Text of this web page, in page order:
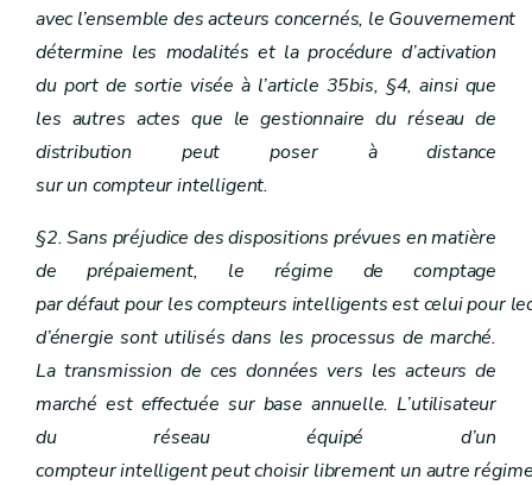
avec l’ensemble des acteurs concernés, le Gouvernement
détermine les modalités et la procédure d’activation
du port de sortie visée à l’article 35bis, §4, ainsi que
les autres actes que le gestionnaire du réseau de
distribution peut poser à distance
sur un compteur intelligent.
§2. Sans préjudice des dispositions prévues en matière
de prépaiement, le régime de comptage
par défaut pour les compteurs intelligents est celui pour
d’énergie sont utilisés dans les processus de marché.
La transmission de ces données vers les acteurs de
marché est effectuée sur base annuelle. L’utilisateur
du réseau équipé d’un
compteur intelligent peut choisir librement un autre